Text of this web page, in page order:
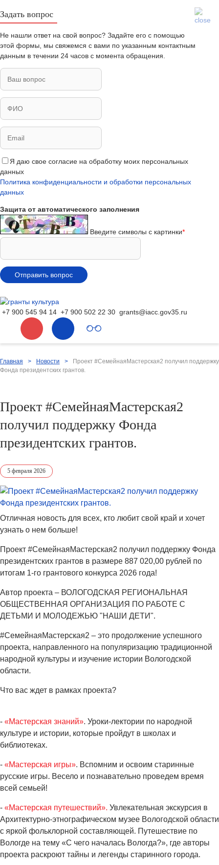
Задать вопрос
Не нашли ответ на свой вопрос? Задайте его с помощью
этой формы, мы свяжемся с вами по указанным контактным
данным в течении 24 часов с момента обращения.
Я даю свое согласие на обработку моих персональных
данных
Политика конфиденциальности и обработки персональных
данных
Защита от автоматического заполнения
Введите символы с картинки*
+7 900 545 94 14 +7 900 502 22 30 grants@iacc.gov35.ru
Главная > Новости >
Проект #СемейнаяМастерская2 получил поддержку
Фонда президентских грантов.
Проект #СемейнаяМастерская2
получил поддержку Фонда
президентских грантов.
5 февраля 2026
Отличная новость для всех, кто любит свой край и хочет
узнать о нем больше!
Проект #СемейнаяМастерская2 получил поддержку Фонда
президентских грантов в размере 887 020,00 рублей по
итогам 1-го грантового конкурса 2026 года!
Автор проекта – ВОЛОГОДСКАЯ РЕГИОНАЛЬНАЯ
ОБЩЕСТВЕННАЯ ОРГАНИЗАЦИЯ ПО РАБОТЕ С
ДЕТЬМИ И МОЛОДЕЖЬЮ "НАШИ ДЕТИ".
#СемейнаяМастерская2 – это продолжение успешного
проекта, направленного на популяризацию традиционной
народной культуры и изучение истории Вологодской
области.
Что вас ждет в рамках проекта?
- «Мастерская знаний». Уроки-лектории по народной
культуре и истории, которые пройдут в школах и
библиотеках.
- «Мастерская игры». Вспомним и освоим старинные
русские игры. Весело и познавательно проведем время
всей семьей!
- «Мастерская путешествий». Увлекательная экскурсия в
Архитектурно-этнографическом музее Вологодской области
с яркой фольклорной составляющей. Путешествие по
Вологде на тему «С чего началась Вологда?», где авторы
проекта раскроют тайны и легенды старинного города.